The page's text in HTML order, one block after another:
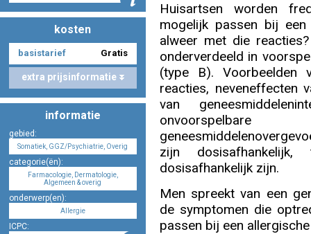
Nascholing aanmelden
Registreren
kosten
basistarief Gratis
extra prijsinformatie
informatie
gebied:
Somatiek, GGZ/Psychiatrie, Overig
categorie(ën):
Farmacologie, Dermatologie,
Algemeen & overig
onderwerp(en):
Allergie
ICPC:
Huisartsen worden
mogelijk passen bij
alweer met die
onderverdeeld in
(type B). Voorbeelden
reacties, neveneffecten
van
zijn
dosisafhankelijk zijn.
Men spreekt van een
de symptomen die
passen bij een